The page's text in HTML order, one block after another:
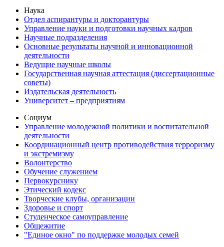
Наука
Отдел аспирантуры и докторантуры
Управление науки и подготовки научных кадров
Научные подразделения
Основные результаты научной и инновационной
деятельности
Ведущие научные школы
Государственная научная аттестация (диссертационные
советы)
Издательская деятельность
Университет – предприятиям
Социум
Управление молодежной политики и воспитательной
деятельности
Координационный центр противодействия терроризму
и экстремизму
Волонтерство
Обучение служением
Первокурснику
Этический кодекс
Творческие клубы, организации
Здоровье и спорт
Студенческое самоуправление
Общежитие
"Единое окно" по поддержке молодых семей